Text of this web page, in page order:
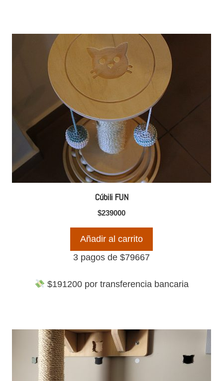
Cúbili FUN
$239000
Añadir al carrito
3 pagos de $79667
$191200por transferencia bancaria
producto
múltiples